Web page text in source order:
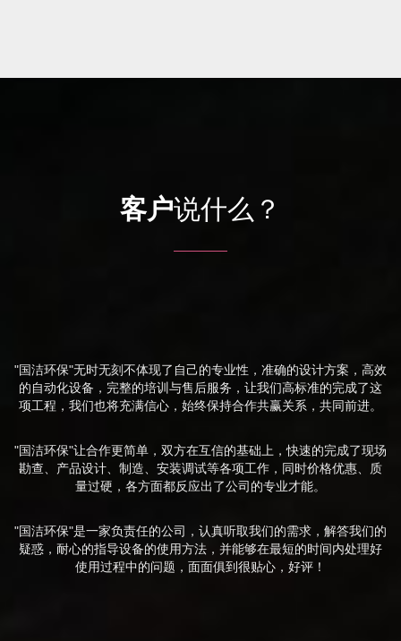
客户说什么？
"国洁环保"无时无刻不体现了自己的专业性，准确的设计方案，高效
的自动化设备，完整的培训与售后服务，让我们高标准的完成了这
项工程，我们也将充满信心，始终保持合作共赢关系，共同前进。
"国洁环保"让合作更简单，双方在互信的基础上，快速的完成了现场
勘查、产品设计、制造、安装调试等各项工作，同时价格优惠、质
量过硬，各方面都反应出了公司的专业才能。
"国洁环保"是一家负责任的公司，认真听取我们的需求，解答我们的
疑惑，耐心的指导设备的使用方法，并能够在最短的时间内处理好
使用过程中的问题，面面俱到很贴心，好评！